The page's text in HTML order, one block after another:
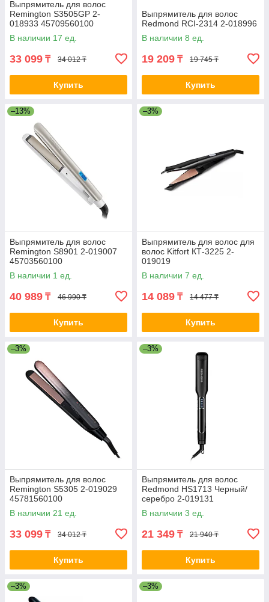
Выпрямитель для волос
Remington S3505GP 2-
018933 45709560100
В наличии 17 ед.
33 099 ₸ 34 012 ₸
Купить
Выпрямитель для волос
Redmond RCI-2314 2-018996
В наличии 8 ед.
19 209 ₸ 19 745 ₸
Купить
–13%
Выпрямитель для волос
Remington S8901 2-019007
45703560100
В наличии 1 ед.
40 989 ₸ 46 990 ₸
Купить
–3%
Выпрямитель для волос для
волос Kitfort КТ-3225 2-
019019
В наличии 7 ед.
14 089 ₸ 14 477 ₸
Купить
–3%
Выпрямитель для волос
Remington S5305 2-019029
45781560100
В наличии 21 ед.
33 099 ₸ 34 012 ₸
Купить
–3%
Выпрямитель для волос
Redmond HS1713 Черный/
серебро 2-019131
В наличии 3 ед.
21 349 ₸ 21 940 ₸
Купить
–3% –3%